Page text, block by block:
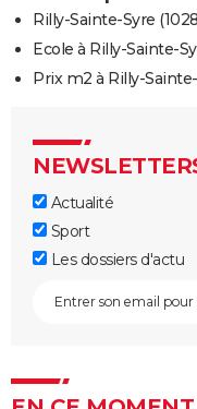
Rilly-Sainte-Syre
Ecole à Rilly-Sainte-
Prix m2 à Rilly-
Actualité
Sport
Les dossiers d'actu